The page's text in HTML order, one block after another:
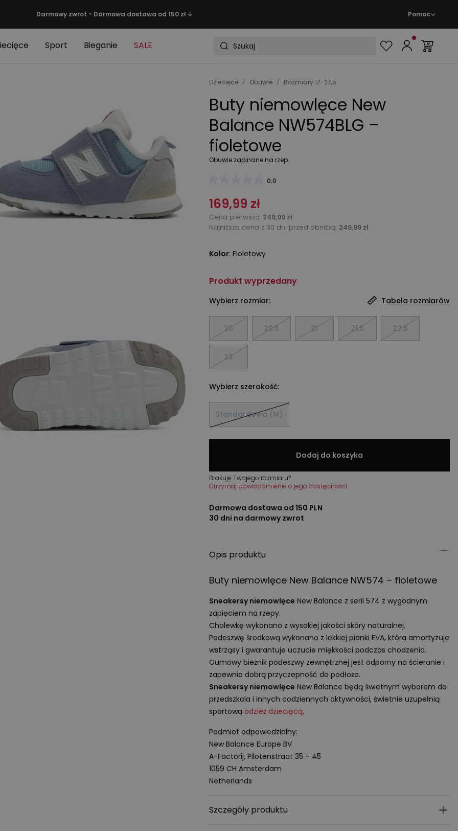
Darmowy zwrot - Darmowa dostawa od 150 zł ↓ Pomoc
Sport Bieganie SALE
Dziecięce / Obuwie / Rozmiary 17-27,5
Buty niemowlęce New
Balance NW574BLG –
fioletowe
Obuwie zapinane na rzep
0.0
169,99 zł
Cena pierwsza: 249,99 zł
Najniższa cena z 30 dni przed obniżką: 249,99 zł
Kolor: Fioletowy
Produkt wyprzedany
Wybierz rozmiar: Tabela rozmiarów
20 20.5 21 21.5 22.5
23
Wybierz szerokość:
Standardowa (M)
Dodaj do koszyka
Brakuje Twojego rozmiaru?
Otrzymaj powiadomienie o jego dostępności
Darmowa dostawa od 150 PLN
30 dni na darmowy zwrot
Opis produktu
Buty niemowlęce New Balance NW574 – fioletowe
Sneakersy niemowlęce New Balance z serii 574 z wygodnym
zapięciem na rzepy.
Cholewkę wykonano z wysokiej jakości skóry naturalnej.
Podeszwę środkową wykonano z lekkiej pianki EVA, która amortyzuje
wstrząsy i gwarantuje uczucie miękkości podczas chodzenia.
Gumowy bieżnik podeszwy zewnętrznej jest odporny na ścieranie i
zapewnia dobrą przyczepność do podłoża.
Sneakersy niemowlęce New Balance będą świetnym wyborem do
przedszkola i innych codziennych aktywności, świetnie uzupełnią
sportową odzież dziecięcą.
Podmiot odpowiedzialny:
New Balance Europe BV
A-Factorij, Pilotenstraat 35 – 45
1059 CH Amsterdam
Netherlands
Szczegóły produktu